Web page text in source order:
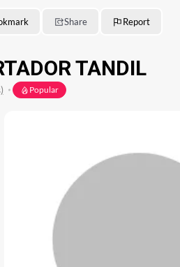
Share Report
TANDIL
Popular